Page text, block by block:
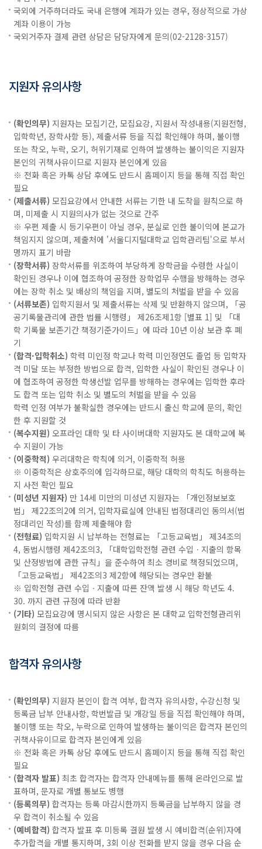
국외에 거주하더라도 국내 은행에 계좌가 있는 경우, 정상적으로 가상
계좌 이용이 가능
국외거주자 결제 관련 상담은 담당자에게 문의(02-2128-3157)
지원자 유의사항
(확인의무) 지원자는 모집기간, 모집요강, 지원서 작성내용(지원전형,
입학학년, 장학사항 등), 제출서류 등을 직접 확인해야 하며, 불이행
또는 착오, 누락, 오기, 허위기재로 인하여 발생하는 불이익은 지원자
본인의 귀책사유이므로 지원자 본인에게 있음
※ 전화 혹은 카톡 상담 후에도 반드시 홈페이지 등을 통해 직접 확인
필요
(제출서류) 모집요강에서 안내한 서류는 기한 내 도착을 원칙으로 하
며, 미제출 시 지원의사가 없는 것으로 간주
※ 우편 제출 시 등기우편이 아닐 경우, 분실로 인한 불이익에 본교가
책임지지 않으며, 제출처에 '서울디지털대학교 입학관리팀'으로 부서
명까지 표기 바람
(장학서류) 장학서류를 위조하여 부당하게 장학금을 수령한 사실이
확인된 경우나 이에 협조하여 공정한 장학업무 수행을 방해하는 경우
에는 장학 취소 및 배상의 책임을 지며, 별도의 처벌을 받을 수 있음
(서류보존) 입학지원서 및 제출서류는 삭제 및 반환하지 않으며, 「공
공기록물관리에 관한 법률 시행령」 제26조제1항 [별표 1] 및 「대
학 기록물 보존기간 책정기준가이드」에 따라 10년 이상 보관 후 폐
기
(합격·입학취소) 학력 미인정 학교나 학력 미인정연도 졸업 등 입학자
격 미달 또는 부정한 방법으로 합격, 입학한 사실이 확인된 경우나 이
에 협조하여 공정한 학생선발 업무를 방해하는 경우에는 입학한 후라
도 합격 또는 입학 취소 및 별도의 처벌을 받을 수 있음
학력 인정 여부가 불확실한 경우에는 반드시 출신 학교에 문의, 확인
한 후 지원할 것
(복수지원) 오프라인 대학 및 타 사이버대학 지원자도 본 대학교에 복
수 지원이 가능
(이중학적) 우리대학은 학칙에 의거, 이중학적 허용
※ 이중학적은 상호주의에 입각하므로, 해당 대학의 학칙도 허용하는
지 사전 확인 필요
(미성년 지원자) 만 14세 미만의 미성년 지원자는 「개인정보보호
법」 제22조의2에 의거, 입학자료실에 안내된 법정대리인 동의서(법
정대리인 작성)를 함께 제출해야 함
(전형료) 입학지원 시 납부하는 전형료는 「고등교육법」 제34조의
4, 동법시행령 제42조의3, 「대학입학전형 관련 수입ㆍ지출의 항목
및 산정방법에 관한 규칙」을 준수하여 최소 경비로 책정되었으며,
「고등교육법」 제42조의3 제2항에 해당되는 경우만 환불
※ 입학전형 관련 수입ㆍ지출에 따른 잔액 발생 시 해당 학년도 4.
30. 까지 관련 규정에 따라 반환
(기타) 모집요강에 명시되지 않은 사항은 본 대학교 입학전형관리위
원회의 결정에 따름
합격자 유의사항
(확인의무) 지원자 본인이 합격 여부, 합격자 유의사항, 수강신청 및
등록금 납부 안내사항, 학번발급 및 개강일 등을 직접 확인해야 하며,
불이행 또는 착오, 누락으로 인하여 발생하는 불이익은 합격자 본인의
귀책사유이므로 합격자 본인에게 있음
※ 전화 혹은 카톡 상담 후에도 반드시 홈페이지 등을 통해 직접 확인
필요
(합격자 발표) 최초 합격자는 합격자 안내메뉴를 통해 온라인으로 발
표하며, 문자로 개별 통보도 병행
(등록의무) 합격자는 등록 마감시한까지 등록금을 납부하지 않을 경
우 합격이 취소될 수 있음
(예비합격) 합격자 발표 후 미등록 결원 발생 시 예비합격(순위)자에
추가합격을 개별 통지하며, 3회 이상 전화를 받지 않을 경우 다음 순